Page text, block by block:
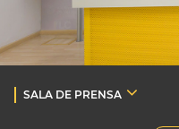
SALA DE PRENSA